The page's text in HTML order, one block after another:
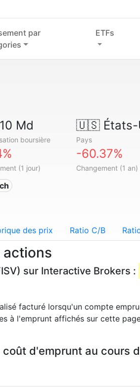
par
ETFs
Md
boursière
🇺🇸États-
Pays
(1 jour)
-60.37%
Changement (1 an)
des prix Ratio C/B
actions
sur Interactive Brokers :
facturé lorsqu'un compte
à l'emprunt affichés sur cette
coût d'emprunt au cours